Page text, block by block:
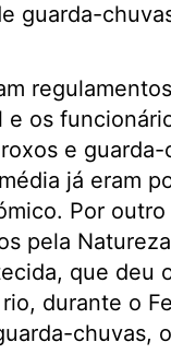
guarda-
os
e guarda-
já eram
Por outro
pela
que deu
durante o
chuvas,